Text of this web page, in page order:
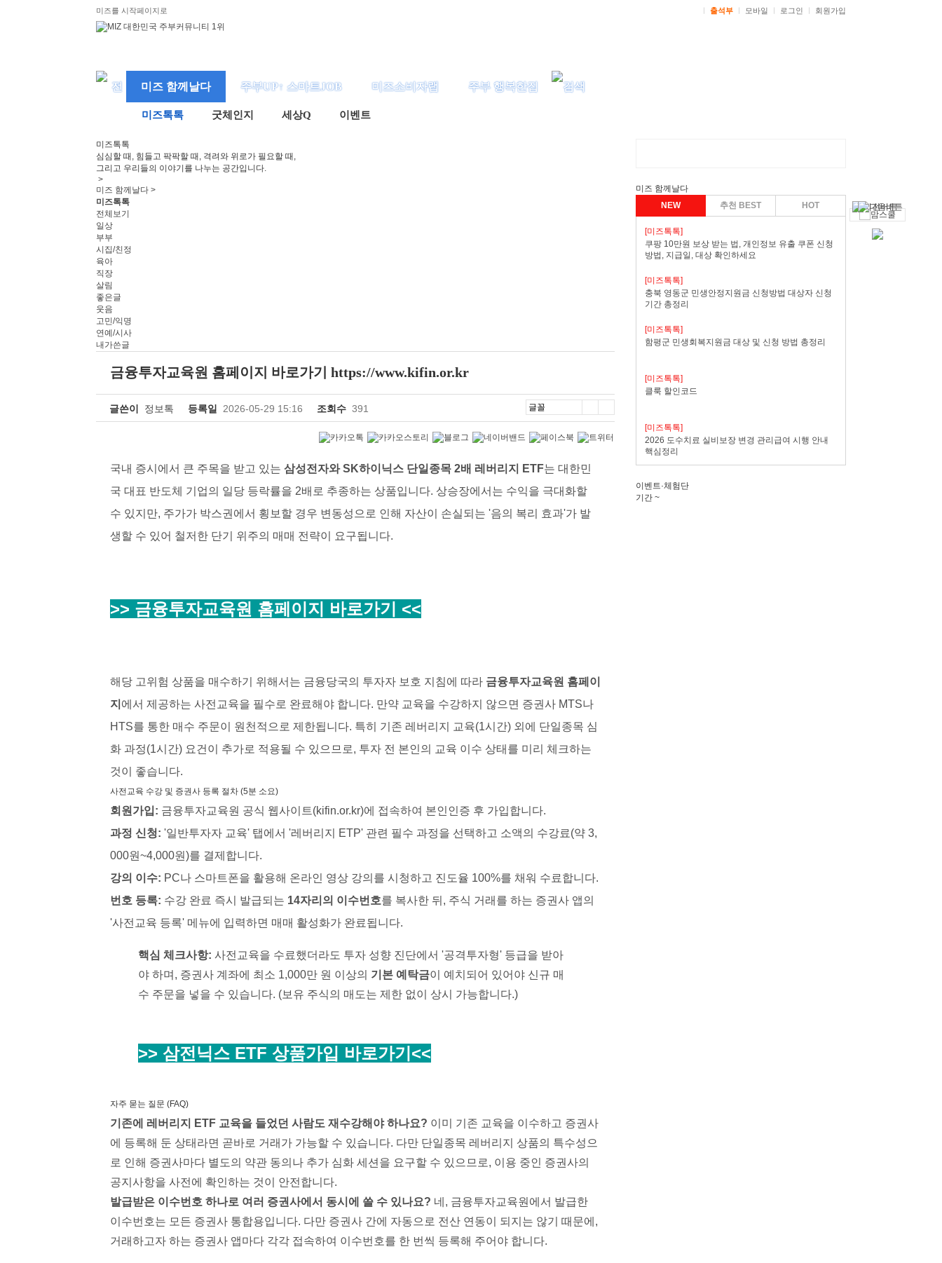
미즈를 시작페이지로 출석부 모바일 로그인 회원가입
미즈 함께날다 주부UP↑ 스마트JOB 미즈소비자랩 주부 행복한집
미즈톡톡 굿체인지 세상Q 이벤트
미즈톡톡
심심할 때, 힘들고 팍팍할 때, 격려와 위로가 필요할 때,
그리고 우리들의 이야기를 나누는 공간입니다.
>
미즈 함께날다 >
미즈톡톡
전체보기
일상
부부
시집/친정
육아
직장
살림
좋은글
웃음
고민/익명
연예/시사
내가쓴글
금융투자교육원 홈페이지 바로가기 https://www.kifin.or.kr
글쓴이 정보톡 등록일 2026-05-29 15:16 조회수 391
국내 증시에서 큰 주목을 받고 있는 삼성전자와 SK하이닉스 단일종목 2배 레버리지 ETF는 대한민
국 대표 반도체 기업의 일당 등락률을 2배로 추종하는 상품입니다. 상승장에서는 수익을 극대화할
수 있지만, 주가가 박스권에서 횡보할 경우 변동성으로 인해 자산이 손실되는 '음의 복리 효과'가 발
생할 수 있어 철저한 단기 위주의 매매 전략이 요구됩니다.
>> 금융투자교육원 홈페이지 바로가기 <<
해당 고위험 상품을 매수하기 위해서는 금융당국의 투자자 보호 지침에 따라 금융투자교육원 홈페이
지 에서 제공하는 사전교육을 필수로 완료해야 합니다. 만약 교육을 수강하지 않으면 증권사 MTS나
HTS를 통한 매수 주문이 원천적으로 제한됩니다. 특히 기존 레버리지 교육(1시간) 외에 단일종목 심
화 과정(1시간) 요건이 추가로 적용될 수 있으므로, 투자 전 본인의 교육 이수 상태를 미리 체크하는
것이 좋습니다.
사전교육 수강 및 증권사 등록 절차 (5분 소요)
회원가입: 금융투자교육원 공식 웹사이트(kifin.or.kr)에 접속하여 본인인증 후 가입합니다.
과정 신청: '일반투자자 교육' 탭에서 '레버리지 ETP' 관련 필수 과정을 선택하고 소액의 수강료(약 3,
000원~4,000원)를 결제합니다.
강의 이수: PC나 스마트폰을 활용해 온라인 영상 강의를 시청하고 진도율 100%를 채워 수료합니다.
번호 등록: 수강 완료 즉시 발급되는 14자리의 이수번호를 복사한 뒤, 주식 거래를 하는 증권사 앱의
'사전교육 등록' 메뉴에 입력하면 매매 활성화가 완료됩니다.
핵심 체크사항: 사전교육을 수료했더라도 투자 성향 진단에서 '공격투자형' 등급을 받아
야 하며, 증권사 계좌에 최소 1,000만 원 이상의 기본 예탁금이 예치되어 있어야 신규 매
수 주문을 넣을 수 있습니다. (보유 주식의 매도는 제한 없이 상시 가능합니다.)
>> 삼전닉스 ETF 상품가입 바로가기 <<
자주 묻는 질문 (FAQ)
기존에 레버리지 ETF 교육을 들었던 사람도 재수강해야 하나요? 이미 기존 교육을 이수하고 증권사
에 등록해 둔 상태라면 곧바로 거래가 가능할 수 있습니다. 다만 단일종목 레버리지 상품의 특수성으
로 인해 증권사마다 별도의 약관 동의나 추가 심화 세션을 요구할 수 있으므로, 이용 중인 증권사의
공지사항을 사전에 확인하는 것이 안전합니다.
발급받은 이수번호 하나로 여러 증권사에서 동시에 쓸 수 있나요? 네, 금융투자교육원에서 발급한
이수번호는 모든 증권사 통합용입니다. 다만 증권사 간에 자동으로 전산 연동이 되지는 않기 때문에,
거래하고자 하는 증권사 앱마다 각각 접속하여 이수번호를 한 번씩 등록해 주어야 합니다.
미즈 함께날다
NEW
추천 BEST HOT
[미즈톡톡]
쿠팡 10만원 보상 받는 법, 개인정보 유출 쿠폰 신청
방법, 지급일, 대상 확인하세요
[미즈톡톡]
충북 영동군 민생안정지원금 신청방법 대상자 신청
기간 총정리
[미즈톡톡]
함평군 민생회복지원금 대상 및 신청 방법 총정리
[미즈톡톡]
클룩 할인코드
[미즈톡톡]
2026 도수치료 실비보장 변경 관리급여 시행 안내
핵심정리
이벤트·체험단
기간 ~